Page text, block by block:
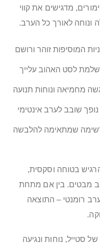
מדגישים את קווי
ונוחה לאורך כל הערב.
המוסיפות זוהר ורושם
לסט האהוב עלייך
מחמיאה ונוחות תנועה
שובב לערב אינטימי
שמתאימה להלבשה
בטוחה וסקסית,
מבטים. בין אם מתחת
רומנטי – התוצאה
סטייל, נוחות ונגיעה